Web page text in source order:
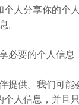
人分享你的个人
。
必要的个人信
提供。我们可
人信息，并且